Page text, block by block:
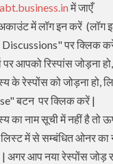
में जाएँ
में लॉग इन करें (लॉग
पर क्लिक
पर आपको रिस्पांस
के रेस्पोंस को जोड़ना हो,
बटन पर क्लिक करें |
का नाम सूची में नहीं है तो
में से सम्बंधित ओनर का
| अगर आप नया रेस्पोंस